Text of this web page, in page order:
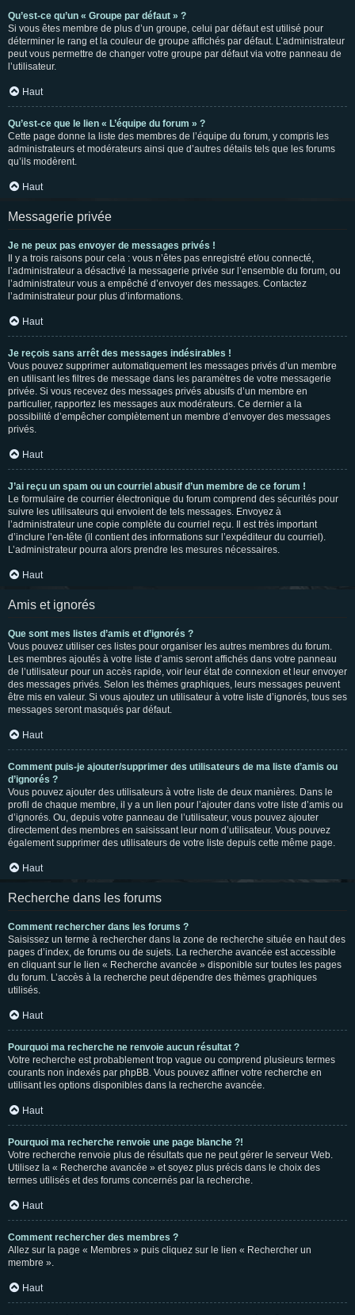
Qu’est-ce qu’un « Groupe par défaut » ?
Si vous êtes membre de plus d’un groupe, celui par défaut est utilisé pour
déterminer le rang et la couleur de groupe affichés par défaut. L’administrateur
peut vous permettre de changer votre groupe par défaut via votre panneau de
l’utilisateur.
Haut
Qu’est-ce que le lien « L’équipe du forum » ?
Cette page donne la liste des membres de l’équipe du forum, y compris les
administrateurs et modérateurs ainsi que d’autres détails tels que les forums
qu’ils modèrent.
Haut
Messagerie privée
Je ne peux pas envoyer de messages privés !
Il y a trois raisons pour cela : vous n’êtes pas enregistré et/ou connecté,
l’administrateur a désactivé la messagerie privée sur l’ensemble du forum, ou
l’administrateur vous a empêché d’envoyer des messages. Contactez
l’administrateur pour plus d’informations.
Haut
Je reçois sans arrêt des messages indésirables !
Vous pouvez supprimer automatiquement les messages privés d’un membre
en utilisant les filtres de message dans les paramètres de votre messagerie
privée. Si vous recevez des messages privés abusifs d’un membre en
particulier, rapportez les messages aux modérateurs. Ce dernier a la
possibilité d’empêcher complètement un membre d’envoyer des messages
privés.
Haut
J’ai reçu un spam ou un courriel abusif d’un membre de ce forum !
Le formulaire de courrier électronique du forum comprend des sécurités pour
suivre les utilisateurs qui envoient de tels messages. Envoyez à
l’administrateur une copie complète du courriel reçu. Il est très important
d’inclure l’en-tête (il contient des informations sur l’expéditeur du courriel).
L’administrateur pourra alors prendre les mesures nécessaires.
Haut
Amis et ignorés
Que sont mes listes d’amis et d’ignorés ?
Vous pouvez utiliser ces listes pour organiser les autres membres du forum.
Les membres ajoutés à votre liste d’amis seront affichés dans votre panneau
de l’utilisateur pour un accès rapide, voir leur état de connexion et leur envoyer
des messages privés. Selon les thèmes graphiques, leurs messages peuvent
être mis en valeur. Si vous ajoutez un utilisateur à votre liste d’ignorés, tous ses
messages seront masqués par défaut.
Haut
Comment puis-je ajouter/supprimer des utilisateurs de ma liste d’amis ou
d’ignorés ?
Vous pouvez ajouter des utilisateurs à votre liste de deux manières. Dans le
profil de chaque membre, il y a un lien pour l’ajouter dans votre liste d’amis ou
d’ignorés. Ou, depuis votre panneau de l’utilisateur, vous pouvez ajouter
directement des membres en saisissant leur nom d’utilisateur. Vous pouvez
également supprimer des utilisateurs de votre liste depuis cette même page.
Haut
Recherche dans les forums
Comment rechercher dans les forums ?
Saisissez un terme à rechercher dans la zone de recherche située en haut des
pages d’index, de forums ou de sujets. La recherche avancée est accessible
en cliquant sur le lien « Recherche avancée » disponible sur toutes les pages
du forum. L’accès à la recherche peut dépendre des thèmes graphiques
utilisés.
Haut
Pourquoi ma recherche ne renvoie aucun résultat ?
Votre recherche est probablement trop vague ou comprend plusieurs termes
courants non indexés par phpBB. Vous pouvez affiner votre recherche en
utilisant les options disponibles dans la recherche avancée.
Haut
Pourquoi ma recherche renvoie une page blanche ?!
Votre recherche renvoie plus de résultats que ne peut gérer le serveur Web.
Utilisez la « Recherche avancée » et soyez plus précis dans le choix des
termes utilisés et des forums concernés par la recherche.
Haut
Comment rechercher des membres ?
Allez sur la page « Membres » puis cliquez sur le lien « Rechercher un
membre ».
Haut